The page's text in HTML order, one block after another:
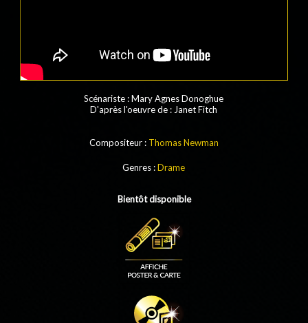
Scénariste : Mary Agnes Donoghue
D'après l'oeuvre de : Janet Fitch
Compositeur : Thomas Newman
Genres :Drame
Bientôt disponible